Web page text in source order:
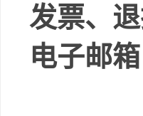
发票、退
电子邮箱